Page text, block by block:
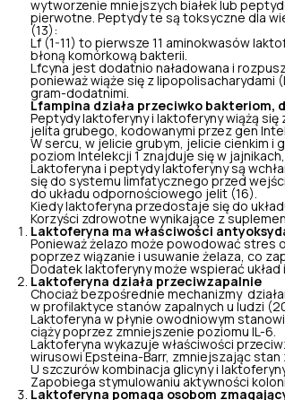
wytworzenie mniejszych białek lub
pierwotne. Peptydy te są toksyczne dla
(13):
Lf (1-11) to pierwsze 11 aminokwasów
błoną komórkową bakterii.
Lfcyna jest dodatnio naładowana i
ponieważ wiąże się z lipopolisacharydami
gram-dodatnimi.
Lfampina działa przeciwko bakteriom,
Peptydy laktoferyny i laktoferyny wiążą
jelita grubego, kodowanymi przez gen
W sercu, w jelicie grubym, jelicie cienkim i
poziom Intelekcji 1 znajduje się w
Laktoferyna i peptydy laktoferyny są
się do systemu limfatycznego przed
do układu odpornościowego jelit (16).
Kiedy laktoferyna przedostaje się do
Korzyści zdrowotne wynikające z
Laktoferyna ma właściwości
Ponieważ żelazo może powodować stres
poprzez wiązanie i usuwanie żelaza, co
Dodatek laktoferyny może wspierać
Laktoferyna działa przeciwzapalnie
Chociaż bezpośrednie mechanizmy
w profilaktyce stanów zapalnych u ludzi
Laktoferyna w płynie owodniowym
ciążypoprzez zmniejszenie poziomu IL-6.
Laktoferyna wykazuje właściwości
wirusowi Epsteina-Barr, zmniejszając stan
U szczurów kombinacja glicyny i
Zapobiega stymulowaniu aktywności
Laktoferyna pomaga osobom